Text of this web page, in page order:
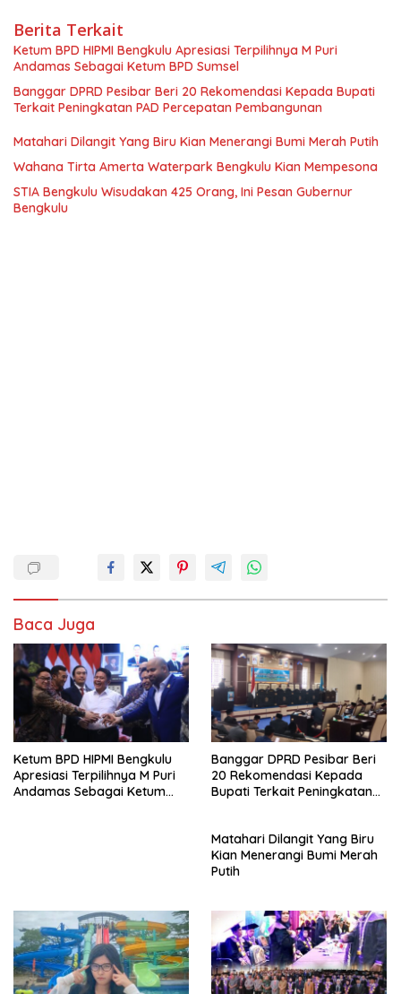
Berita Terkait
Ketum BPD HIPMI Bengkulu Apresiasi Terpilihnya M Puri
Andamas Sebagai Ketum BPD Sumsel
Banggar DPRD Pesibar Beri 20 Rekomendasi Kepada Bupati
Terkait Peningkatan PAD Percepatan Pembangunan
Matahari Dilangit Yang Biru Kian Menerangi Bumi Merah Putih
Wahana Tirta Amerta Waterpark Bengkulu Kian Mempesona
STIA Bengkulu Wisudakan 425 Orang, Ini Pesan Gubernur
Bengkulu
Baca Juga
Ketum BPD HIPMI Bengkulu
Apresiasi Terpilihnya M Puri
Andamas Sebagai Ketum
Banggar DPRD Pesibar Beri
20 Rekomendasi Kepada
Bupati Terkait Peningkatan
Matahari Dilangit Yang Biru
Kian Menerangi Bumi Merah
Putih